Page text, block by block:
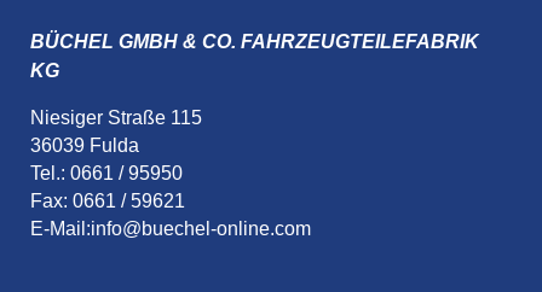
BÜCHEL GMBH & CO. FAHRZEUGTEILEFABRIK
KG
Niesiger Straße 115
36039 Fulda
Tel.: 0661 / 95950
Fax: 0661 / 59621
E-Mail:info@buechel-online.com